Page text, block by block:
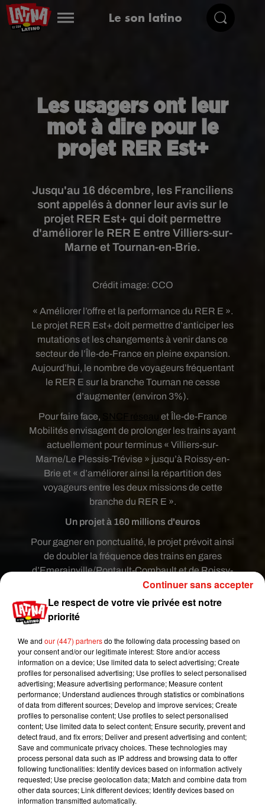
Le son latino
Les usagers ont leur
mot à dire pour le
projet RER Est+
Jusqu'au 16 décembre, les Franciliens
sont appelés à donner leur avis sur le
projet RER Est+ qui doit permettre
d'améliorer le RER E entre Villiers-sur-
Marne et Tournan-en-Brie.
Crédit image: CCO
« Améliorer l’offre et la performance du RER E ».
Le projet RER Est+ doit permettre d’anticiper les
mutations et les changements à venir dans ce
secteur de l’Île-de-France en pleine expansion.
Aujourd’hui, le nombre de voyageurs fréquentant
le RER E sur la branche Tournan ne cesse
d’augmenter (environ 3%).
Pour faire face,
SNCF réseau
et Île-de-France
Mobilités envisagent de prolonger les trains ayant
actuellement pour terminus « Villiers-sur-
Marne/Le Plessis-Trévise » jusqu’à Roissy-en-
Brie et « d’améliorer ainsi la répartition des
voyageurs entre les deux missions de cette
branche du RER E ».
Un projet à 160 millions d'euros
Pour gagner en ponctualité, le projet prévoit ainsi
de doubler la fréquence des trains en gares
d’Emerainville/Pontault-Combault et de Roissy-
en-Brie, soit en heure de pointe un train toutes les
7m30, et en heures creuses, 6 train par heure au
lieu de 2 actuellement. En gare des Yvris-Noisy-le-
minutes.
« Cette augmentation de l’offre permettrait
d’améliorer le confort des usagers en offrant
davantage de trains et donc plus de places
assises pour le RER E entre Roissy-en-Brie et
Paris », promettent SNCF réseau et Île-de-France
Mobilités. Pour permettre ces améliorations, il
faudrait notamment créer une 3ème voie entre
Villiers-sur-Marne et Emerainville/Pontault-
Combault. Le projet est estimé à 160 millions
d’euros. Vous pouvezdonner votre avisjusqu'au
16 décembre.
Le respect de votre vie privée est notre
priorité
We and our (447) partnersdo the following data processing based on
your consent and/or our legitimate interest: Store and/or access
information on a device; Use limited data to select advertising; Create
profiles for personalised advertising; Use profiles to select personalised
advertising; Measure advertising performance; Measure content
performance; Understand audiences through statistics or combinations
of data from different sources; Develop and improve services; Create
profiles to personalise content; Use profiles to select personalised
content; Use limited data to select content; Ensure security, prevent and
detect fraud, and fix errors; Deliver and present advertising and content;
Save and communicate privacy choices. These technologies may
process personal data such as IP address and browsing data to offer
following functionalities: Identify devices based on information actively
requested; Use precise geolocation data; Match and combine data from
other data sources; Link different devices; Identify devices based on
information transmitted automatically.
Continuer sans accepter